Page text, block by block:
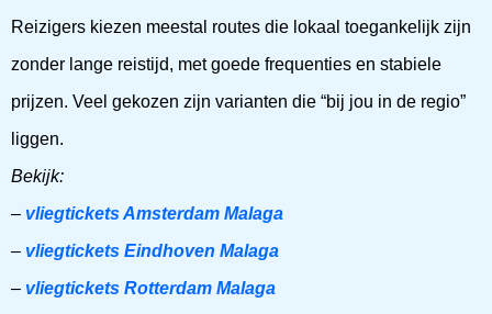
Reizigers kiezen meestal routes die lokaal toegankelijk zijn
zonder lange reistijd, met goede frequenties en stabiele
prijzen. Veel gekozen zijn varianten die “bij jou in de regio”
liggen.
Bekijk:
– vliegtickets Amsterdam Malaga
– vliegtickets Eindhoven Malaga
– vliegtickets Rotterdam Malaga